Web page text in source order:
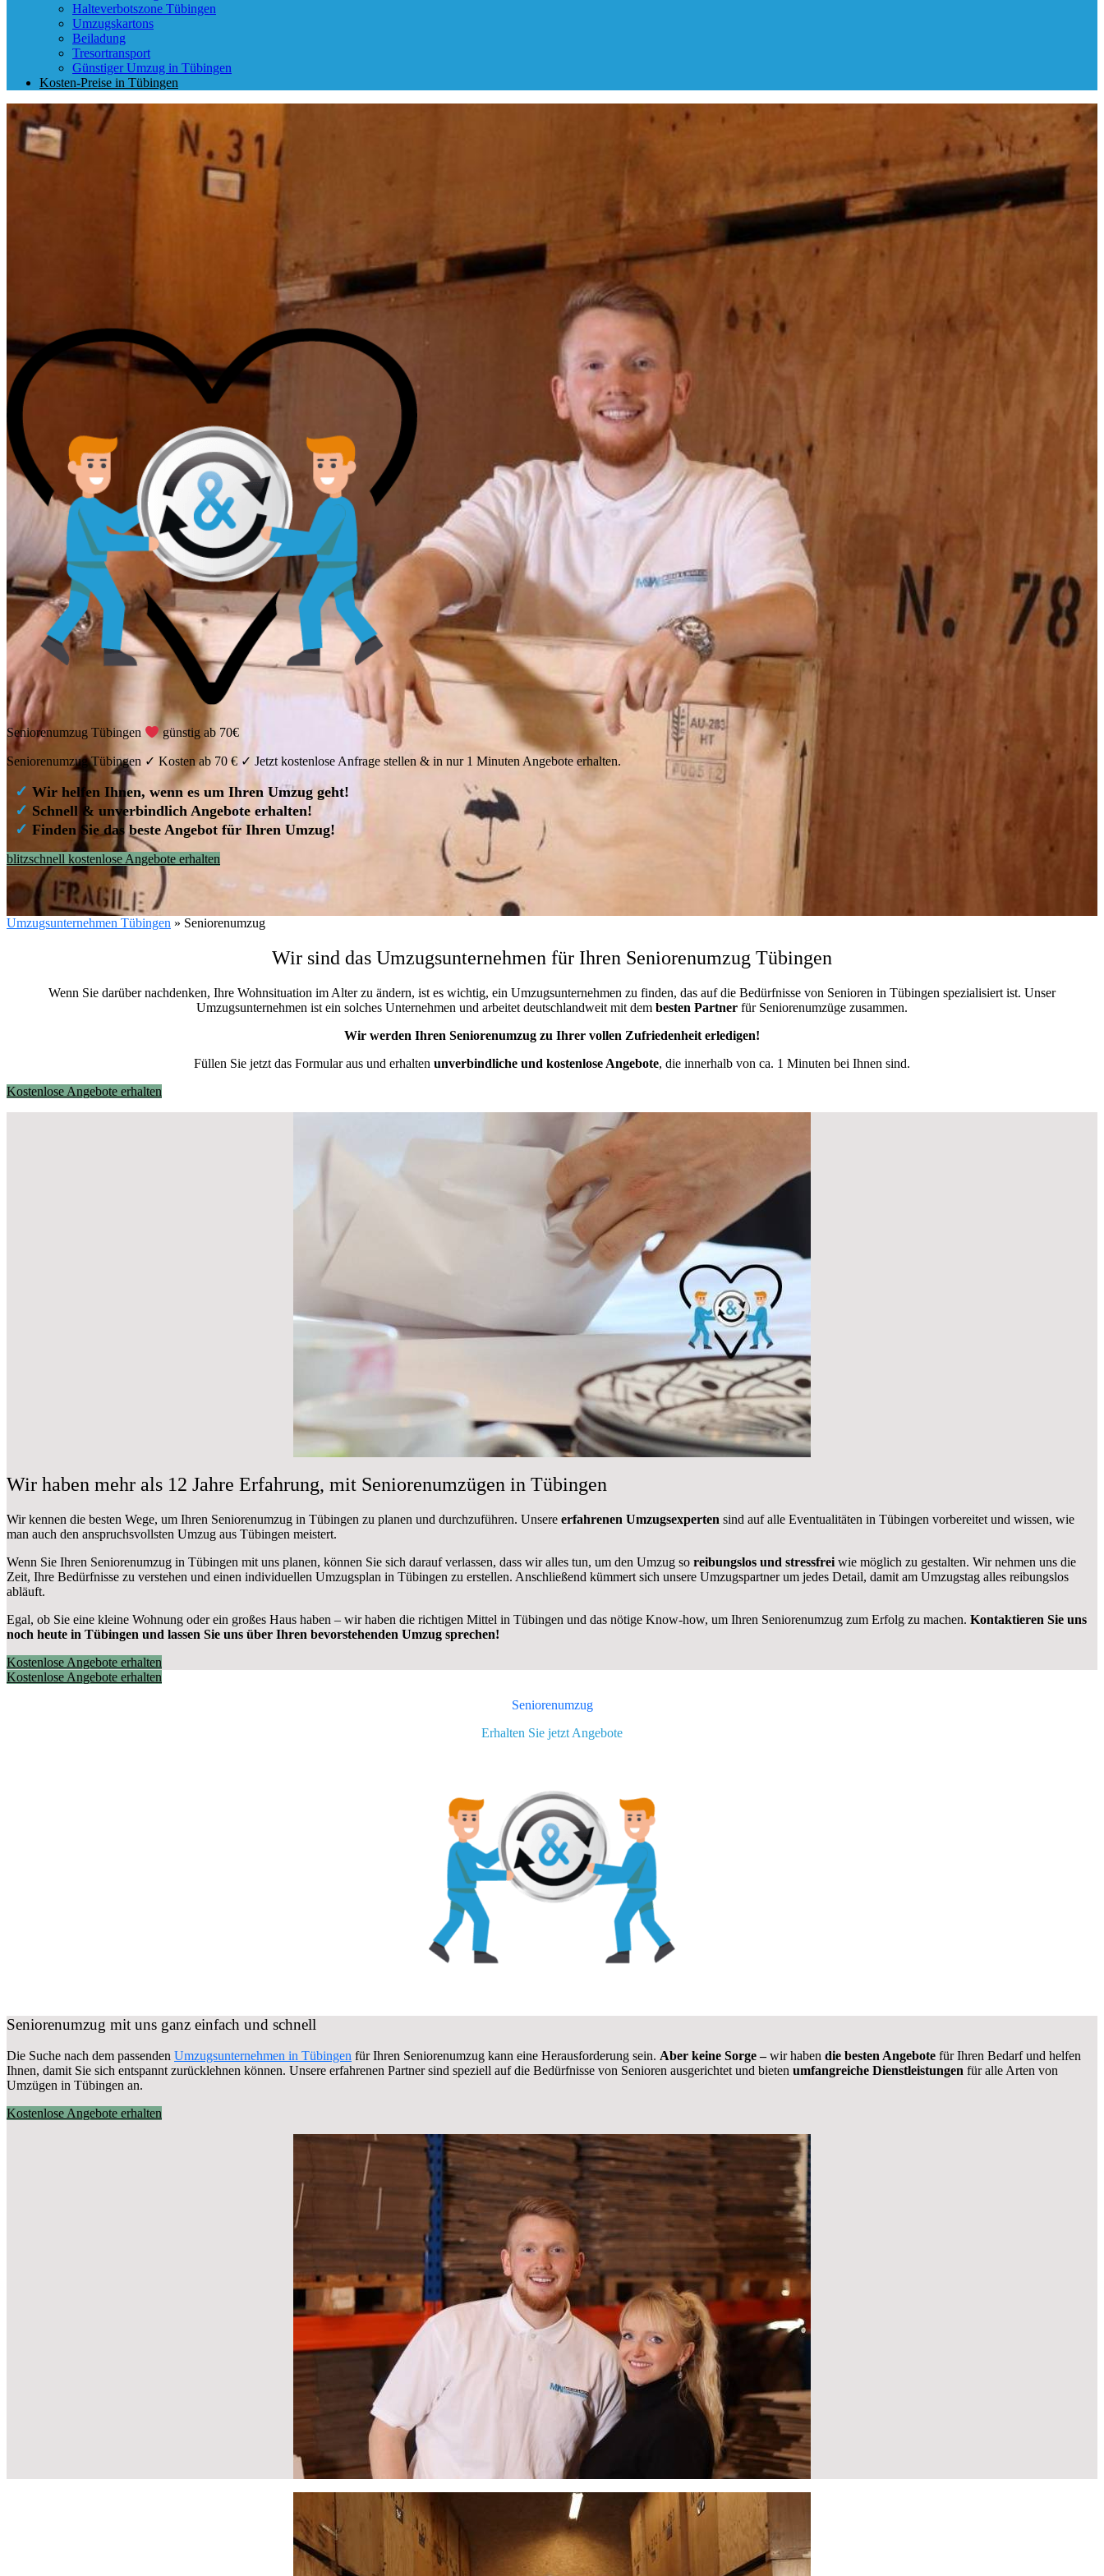
Halteverbotszone Tübingen
Umzugskartons
Beiladung
Tresortransport
Günstiger Umzug in Tübingen
Kosten-Preise in Tübingen
Seniorenumzug Tübingen günstig ab 70€
Seniorenumzug Tübingen ✓ Kosten ab 70 € ✓ Jetzt kostenlose Anfrage stellen & in nur 1 Minuten Angebote erhalten.
✓ Wir helfen Ihnen, wenn es um Ihren Umzug geht!
✓ Schnell & unverbindlich Angebote erhalten!
✓ Finden Sie das beste Angebot für Ihren Umzug!
blitzschnell kostenlose Angebote erhalten
Umzugsunternehmen Tübingen » Seniorenumzug
Wir sind das Umzugsunternehmen für Ihren Seniorenumzug Tübingen
Wenn Sie darüber nachdenken, Ihre Wohnsituation im Alter zu ändern, ist es wichtig, ein Umzugsunternehmen zu finden, das auf die Bedürfnisse von Senioren in Tübingen spezialisiert ist. Unser
Umzugsunternehmen ist ein solches Unternehmen und arbeitet deutschlandweit mit dem besten Partner für Seniorenumzüge zusammen.
Wir werden Ihren Seniorenumzug zu Ihrer vollen Zufriedenheit erledigen!
Füllen Sie jetzt das Formular aus und erhalten unverbindliche und kostenlose Angebote, die innerhalb von ca. 1 Minuten bei Ihnen sind.
Kostenlose Angebote erhalten
Wir haben mehr als 12 Jahre Erfahrung, mit Seniorenumzügen in Tübingen
Wir kennen die besten Wege, um Ihren Seniorenumzug in Tübingen zu planen und durchzuführen. Unsere erfahrenen Umzugsexperten sind auf alle Eventualitäten in Tübingen vorbereitet und wissen, wie
man auch den anspruchsvollsten Umzug aus Tübingen meistert.
Wenn Sie Ihren Seniorenumzug in Tübingen mit uns planen, können Sie sich darauf verlassen, dass wir alles tun, um den Umzug so reibungslos und stressfrei wie möglich zu gestalten. Wir nehmen uns die
Zeit, Ihre Bedürfnisse zu verstehen und einen individuellen Umzugsplan in Tübingen zu erstellen. Anschließend kümmert sich unsere Umzugspartner um jedes Detail, damit am Umzugstag alles reibungslos
abläuft.
Egal, ob Sie eine kleine Wohnung oder ein großes Haus haben – wir haben die richtigen Mittel in Tübingen und das nötige Know-how, um Ihren Seniorenumzug zum Erfolg zu machen. Kontaktieren Sie uns
noch heute in Tübingen und lassen Sie uns über Ihren bevorstehenden Umzug sprechen!
Kostenlose Angebote erhalten
Kostenlose Angebote erhalten
Seniorenumzug
Erhalten Sie jetzt Angebote
Seniorenumzug mit uns ganz einfach und schnell
Die Suche nach dem passenden Umzugsunternehmen in Tübingen für Ihren Seniorenumzug kann eine Herausforderung sein. Aber keine Sorge –wir haben die besten Angebote für Ihren Bedarf und helfen
Ihnen, damit Sie sich entspannt zurücklehnen können. Unsere erfahrenen Partner sind speziell auf die Bedürfnisse von Senioren ausgerichtet und bieten umfangreiche Dienstleistungen für alle Arten von
Umzügen in Tübingen an.
Kostenlose Angebote erhalten